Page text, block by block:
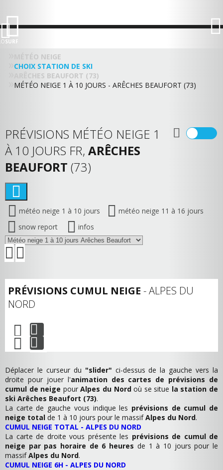
SURF
MÉTÉO NEIGE
CHOIX STATION DE SKI
ARÊCHES BEAUFORT (73)
MÉTÉO NEIGE 1 À 10 JOURS - ARÊCHES BEAUFORT (73)
PRÉVISIONS MÉTÉO NEIGE 1
À 10 JOURS FR, ARÊCHES
BEAUFORT (73)
météo neige 1 à 10 jours
météo neige 11 à 16 jours
snow report
infos
PRÉVISIONS CUMUL NEIGE - ALPES DU
NORD
Déplacer le curseur du "slider" ci-dessus de la gauche vers la
droite pour jouer l'animation des cartes de prévisions de
cumul de neige pourAlpes du Nordoù se situe la station de
ski Arêches Beaufort (73).
La carte de gauche vous indique les prévisions de cumul de
neige total de 1 à 10 jours pour le massifAlpes du Nord.
CUMUL NEIGE TOTAL - ALPES DU NORD
La carte de droite vous présente les prévisions de cumul de
neige par pas horaire de 6 heures de 1 à 10 jours pour le
massifAlpes du Nord.
CUMUL NEIGE 6H - ALPES DU NORD